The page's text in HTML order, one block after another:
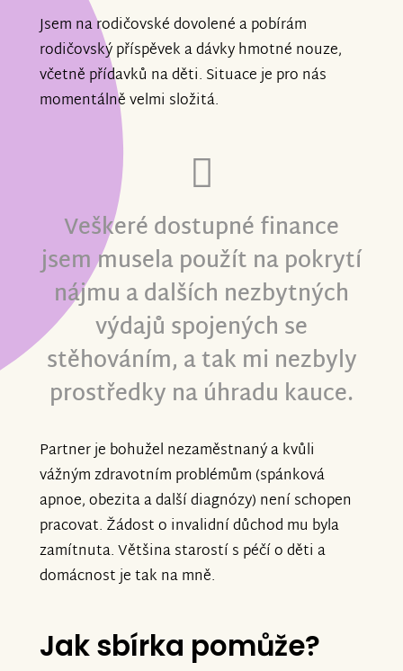
Jsem na rodičovské dovolené a pobírám
rodičovský příspěvek a dávky hmotné nouze,
včetně přídavků na děti. Situace je pro nás
momentálně velmi složitá.
Veškeré dostupné finance
jsem musela použít na pokrytí
nájmu a dalších nezbytných
výdajů spojených se
stěhováním, a tak mi nezbyly
prostředky na úhradu kauce.
Partner je bohužel nezaměstnaný a kvůli
vážným zdravotním problémům (spánková
apnoe, obezita a další diagnózy) není schopen
pracovat. Žádost o invalidní důchod mu byla
zamítnuta. Většina starostí s péčí o děti a
domácnost je tak na mně.
Jak sbírka pomůže?